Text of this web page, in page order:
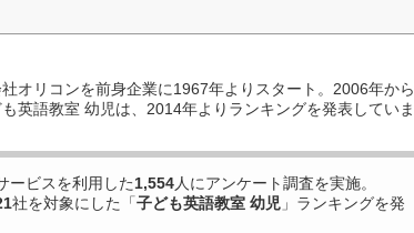
オリコンを前身企業に1967年よりスタート。2006年から
英語教室 幼児は、2014年よりランキングを発表していま
ービスを利用した1,554人にアンケート調査を実施。
社を対象にした「子ども英語教室 幼児 」ランキングを発